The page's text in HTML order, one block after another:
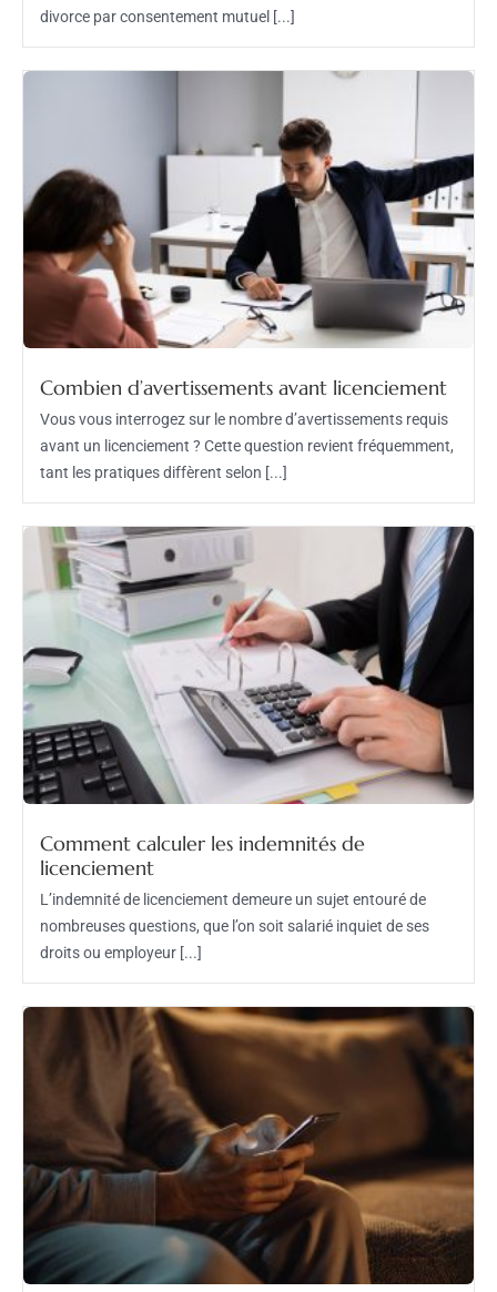
divorce par consentement mutuel [...]
Combien d’avertissements avant licenciement
Vous vous interrogez sur le nombre d’avertissements requis
avant un licenciement ? Cette question revient fréquemment,
tant les pratiques diffèrent selon [...]
Comment calculer les indemnités de
licenciement
L’indemnité de licenciement demeure un sujet entouré de
nombreuses questions, que l’on soit salarié inquiet de ses
droits ou employeur [...]